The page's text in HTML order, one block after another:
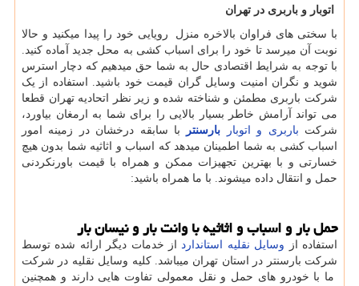
اتوبار و باربری در تهران
با سختی های فراوان بالاخره منزل رویایی خود را پیدا میکنید و حالا
نوبت آن میرسد تا خود را برای اسباب کشی به محل جدید آماده کنید.
با توجه به شرایط اقتصادی حال به شما حق میدهیم که دچار استرس
شوید و نگران امنیت وسایل گران قیمت خود باشید. استفاده از یک
شرکت باربری مطمئن و شناخته شده و زیر نظر اتحادیه تهران قطعا
می تواند آرامش خاطر بسیار بالایی را برای شما به ارمغان بیاورد،
شرکت باربری و اتوبار بارسنتر
با سابقه درخشان در زمینه امور
اسباب کشی به شما اطمینان میدهد که اسباب و اثاثیه شما بدون هیچ
خسارتی و با بهترین تجهیزات ممکن و همراه با قیمت باورنکردنی
حمل و انتقال داده میشوند. با ما همراه باشید:
حمل بار و اسباب و اثاثیه با وانت بار و نیسان بار
استفاده از وسایل نقلیه استاندارد از خدمات دیگر ارائه شده توسط
شرکت بارسنتر در استان تهران میباشد. کلیه وسایل نقلیه در شرکت
ما با خودرو های حمل و نقل معمولی تفاوت هایی دارند و همچنین